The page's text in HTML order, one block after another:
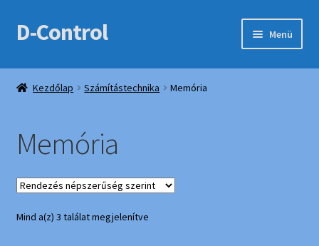
Ugrás
a
Kilépés
a
D-Control Menü
Webshop
Elérhetőségek
Fiókom
Kedvencek
Kezdőlap Számítástechnika Memória
Memória
Mind a(z) 3 találat megjelenítveSorted